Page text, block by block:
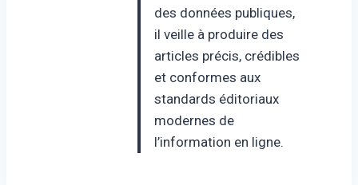
des données publiques,
il veille à produire des
articles précis, crédibles
et conformes aux
standards éditoriaux
modernes de
l’information en ligne.